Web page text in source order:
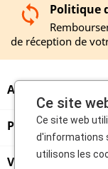
Politique
de réception de
A PROPOS
PRODUITS
VENDEURS
Ce site
Ce site web
d'informations
utilisons les